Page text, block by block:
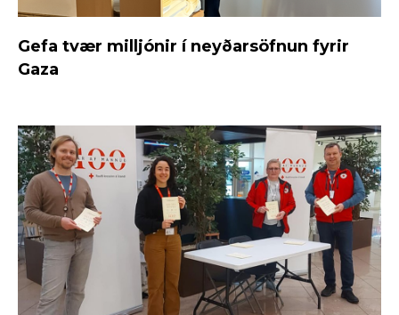
Gefa tvær milljónir í neyðarsöfnun fyrir
Gaza